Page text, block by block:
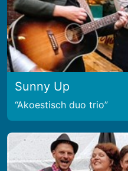
Sunny Up
Akoestisch duo trio